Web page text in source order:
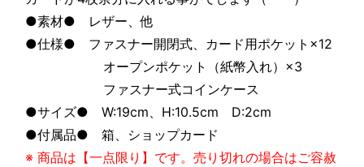
●素材● レザー、他
●仕様● ファスナー開閉式、カード用ポケット×12
オープンポケット（紙幣入れ）×3
ファスナー式コインケース
●サイズ● W:19cm、H:10.5cm D:2cm
●付属品● 箱、ショップカード
※ 商品は【一点限り】です。売り切れの場合はご容赦